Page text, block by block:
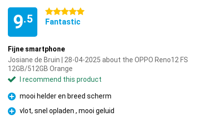
9.5
5 stars
Fantastic
Fijne smartphone
Josiane de Bruin | 28-04-2025 about the OPPO Reno12 FS
12GB/512GB Orange
I recommend this product
Pro
mooi helder en breed scherm
Pro
vlot, snel opladen , mooi geluid